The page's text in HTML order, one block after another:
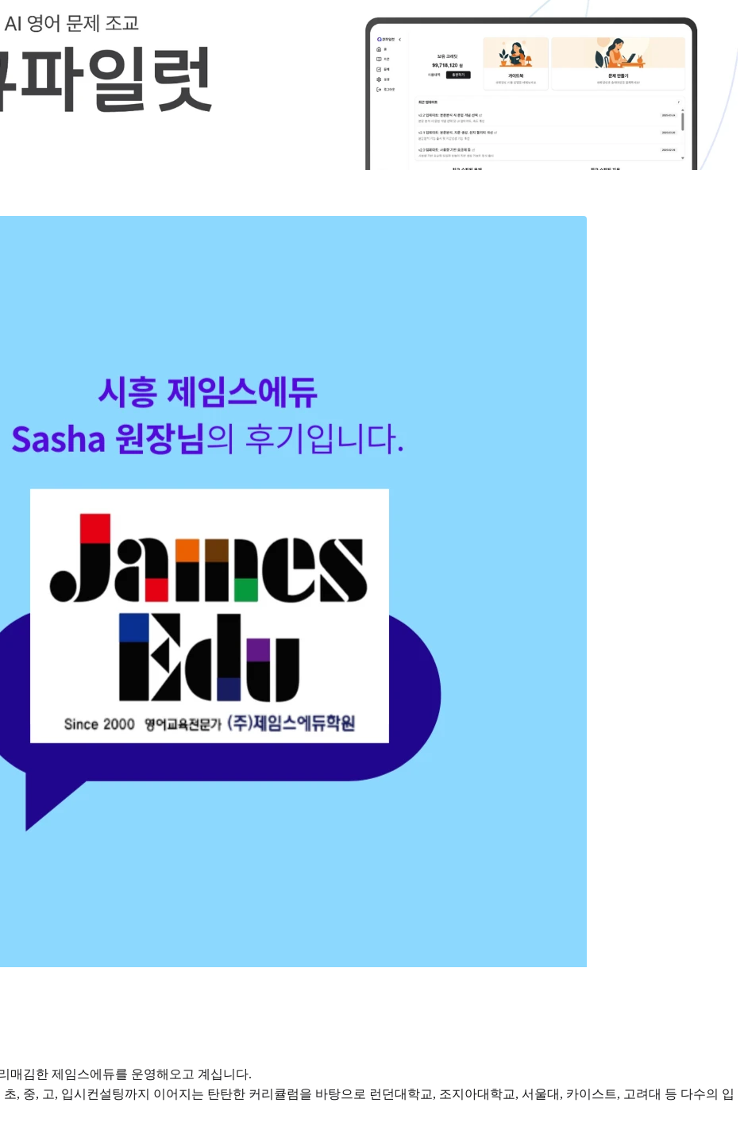
매김한 제임스에듀를 운영해오고 계십니다.
, 중, 고, 입시컨설팅까지 이어지는 탄탄한 커리큘럼을 바탕으로 런던대학교, 조지아대학교, 서울대, 카이스트, 고려대 등 다수의 입